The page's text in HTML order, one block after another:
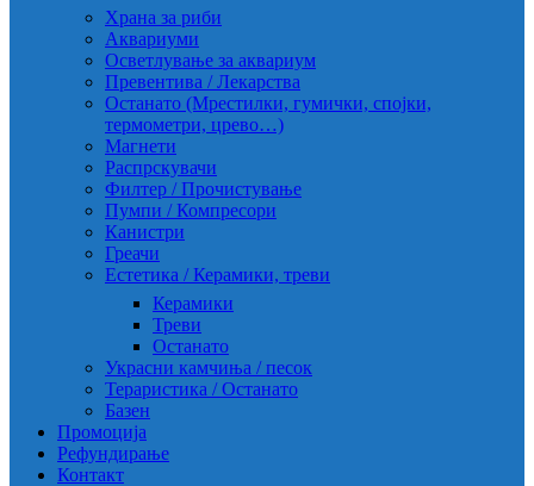
Храна за риби
Аквариуми
Осветлување за аквариум
Превентива / Лекарства
Останато (Мрестилки, гумички, спојки,
термометри, црево…)
Магнети
Распрскувачи
Филтер / Прочистување
Пумпи / Компресори
Канистри
Греачи
Естетика / Керамики, треви
Керамики
Треви
Останато
Украсни камчиња / песок
Тераристика / Останато
Базен
Промоција
Рефундирање
Контакт